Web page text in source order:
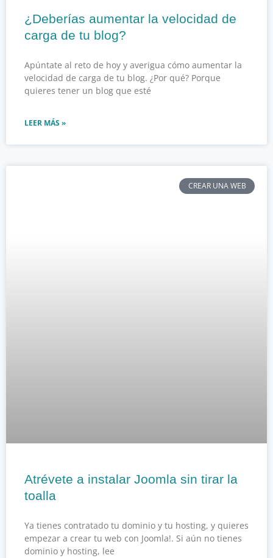
¿Deberías aumentar la velocidad de
carga de tu blog?
Apúntate al reto de hoy y averigua cómo aumentar la
velocidad de carga de tu blog. ¿Por qué? Porque
quieres tener un blog que esté
LEER MÁS »
CREAR UNA WEB
Atrévete a instalar Joomla sin tirar la
toalla
Ya tienes contratado tu dominio y tu hosting, y quieres
empezar a crear tu web con Joomla!. Si aún no tienes
dominio y hosting, lee